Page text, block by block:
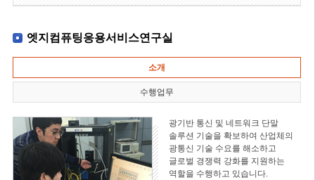
엣지컴퓨팅응용서비스연구실
소개
수행업무
광기반 통신 및 네트워크 단말
솔루션 기술을 확보하여 산업체의
광통신 기술 수요를 해소하고
글로벌 경쟁력 강화를 지원하는
역할을 수행하고 있습니다.